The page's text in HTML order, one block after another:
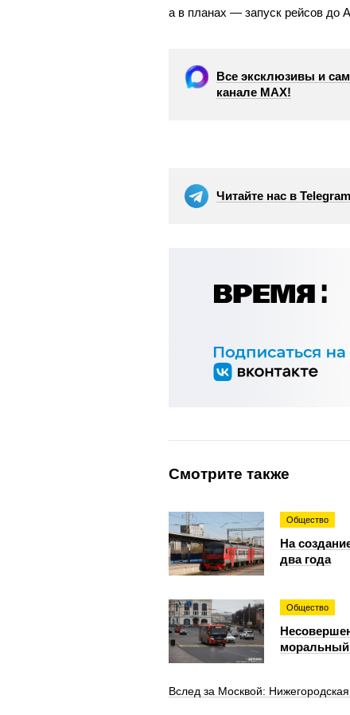
а в планах — запуск рейсов до
Все эксклюзивы и
канале МАХ!
Читайте нас в
Смотрите также
Общество
На
два года
Общество
моральный
Вслед за Москвой: